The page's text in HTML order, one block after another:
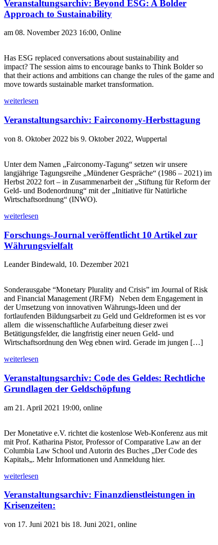
Veranstaltungsarchiv: Beyond ESG: A Bolder
Approach to Sustainability
am 08. November 2023 16:00, Online
Has ESG replaced conversations about sustainability and
impact? The session aims to encourage banks to Think Bolder so
that their actions and ambitions can change the rules of the game and
move towards sustainable market transformation.
weiterlesen
Veranstaltungsarchiv: Fairconomy-Herbsttagung
von 8. Oktober 2022 bis 9. Oktober 2022, Wuppertal
Unter dem Namen „Fairconomy-Tagung“ setzen wir unsere
langjährige Tagungsreihe „Mündener Gespräche“ (1986 – 2021) im
Herbst 2022 fort – in Zusammenarbeit der „Stiftung für Reform der
Geld- und Bodenordnung“ mit der „Initiative für Natürliche
Wirtschaftsordnung“ (INWO).
weiterlesen
Forschungs-Journal veröffentlicht 10 Artikel zur
Währungsvielfalt
Leander Bindewald, 10. Dezember 2021
Sonderausgabe “Monetary Plurality and Crisis” im Journal of Risk
and Financial Management (JRFM) Neben dem Engagement in
der Umsetzung von innovativen Währungs-Ideen und der
fortlaufenden Bildungsarbeit zu Geld und Geldreformen ist es vor
allem die wissenschaftliche Aufarbeitung dieser zwei
Betätigungsfelder, die langfristig einer neuen Geld- und
Wirtschaftsordnung den Weg ebnen wird. Gerade im jungen […]
weiterlesen
Veranstaltungsarchiv: Code des Geldes: Rechtliche
Grundlagen der Geldschöpfung
am 21. April 2021 19:00, online
Der Monetative e.V. richtet die kostenlose Web-Konferenz aus mit
mit Prof. Katharina Pistor, Professor of Comparative Law an der
Columbia Law School und Autorin des Buches „Der Code des
Kapitals„. Mehr Informationen und Anmeldung hier.
weiterlesen
Veranstaltungsarchiv: Finanzdienstleistungen in
Krisenzeiten:
von 17. Juni 2021 bis 18. Juni 2021, online